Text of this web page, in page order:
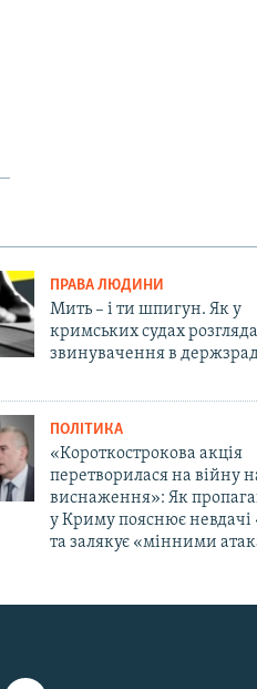
ПРАВА ЛЮДИНИ
Мить – і ти шпигун. Як у
кримських судах
звинувачення в
ПОЛІТИКА
«Короткострокова акція
перетворилася на війну
виснаження»: Як
у Криму пояснює
та залякує «мінними